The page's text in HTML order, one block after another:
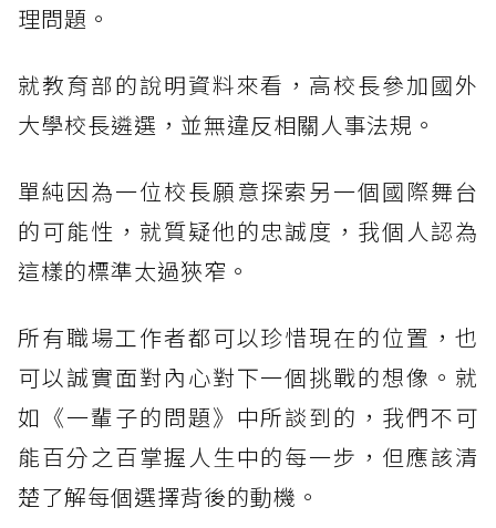
理問題。
就教育部的說明資料來看，高校長參加國外
大學校長遴選，並無違反相關人事法規。
單純因為一位校長願意探索另一個國際舞台
的可能性，就質疑他的忠誠度，我個人認為
這樣的標準太過狹窄。
所有職場工作者都可以珍惜現在的位置，也
可以誠實面對內心對下一個挑戰的想像。就
如《一輩子的問題》中所談到的，我們不可
能百分之百掌握人生中的每一步，但應該清
楚了解每個選擇背後的動機。